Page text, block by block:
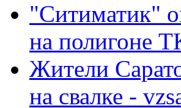
"Ситиматик"
на полигоне
Жители
на свалке -